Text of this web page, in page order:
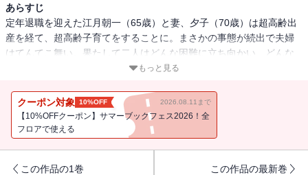
あらすじ
定年退職を迎えた江月朝一（65歳）と妻、夕子（70歳）は超高齢出
産を経て、超高齢子育てをすることに。まさかの事態が続出で夫婦
はてんてこ舞い。果たして二人はどんな困難に立ち向かい、どんな
幸せにめぐり合うのか…!? 各紙誌で話題沸騰！ 笑えて泣ける子育
もっと見る
クーポン対象 10%OFF 2026.08.11まで
【10%OFFクーポン】サマーブックフェス2026！全
フロアで使える
この作品の1巻 この作品の最新巻